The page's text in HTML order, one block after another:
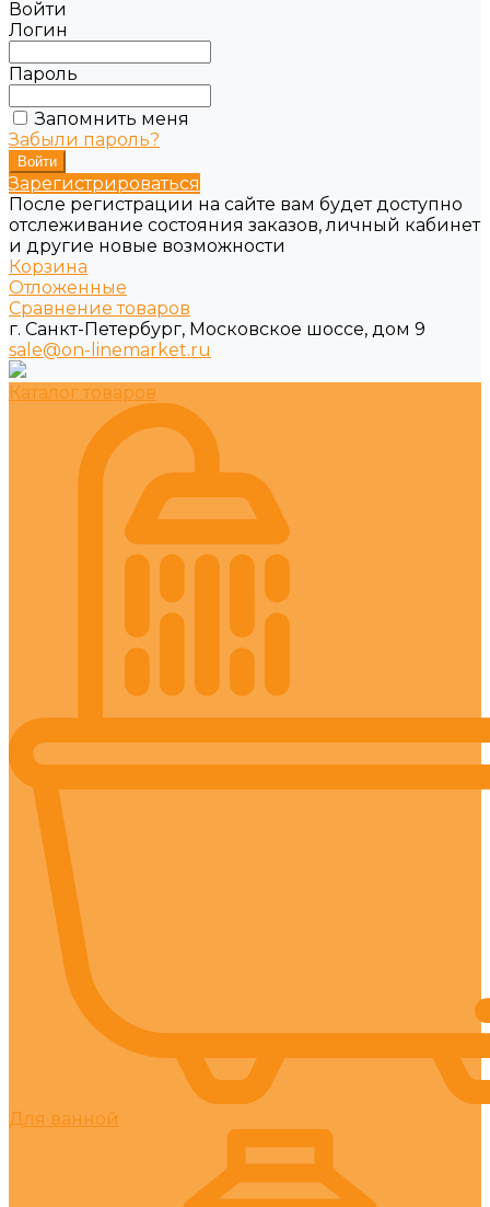
Войти
Логин
Пароль
Запомнить меня
Забыли пароль?
Зарегистрироваться
После регистрации на сайте вам будет доступно
отслеживание состояния заказов, личный кабинет
и другие новые возможности
Корзина
Отложенные
Сравнение товаров
г. Санкт-Петербург, Московское шоссе, дом 9
sale@on-linemarket.ru
Каталог товаров
Для ванной